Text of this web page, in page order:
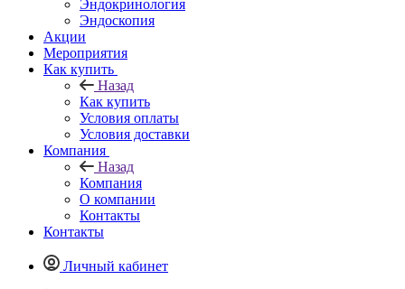
Эндокринология
Эндоскопия
Акции
Мероприятия
Как купить
Назад
Как купить
Условия оплаты
Условия доставки
Компания
Назад
Компания
О компании
Контакты
Контакты
Личный кабинет